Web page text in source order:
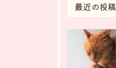
最近の投稿